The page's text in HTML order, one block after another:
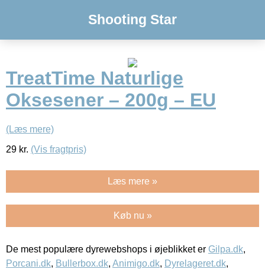
Shooting Star
TreatTime Naturlige
Oksesener – 200g – EU
(Læs mere)
29 kr. (Vis fragtpris)
Læs mere »
Køb nu »
De mest populære dyrewebshops i øjeblikket er Gilpa.dk,
Porcani.dk, Bullerbox.dk, Animigo.dk, Dyrelageret.dk,